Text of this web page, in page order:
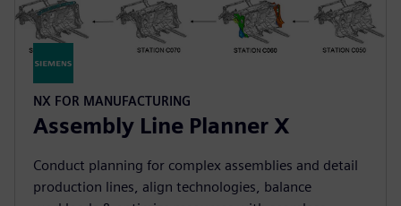
NX FOR MANUFACTURING
Assembly Line Planner X
Conduct planning for complex assemblies and detail
production lines, align technologies, balance